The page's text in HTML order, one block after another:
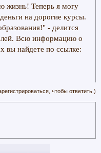
жизнь! Теперь я могу
на дорогие курсы.
- делится
Всю информацию о
вы найдете по ссылке:
чтобы ответить.)